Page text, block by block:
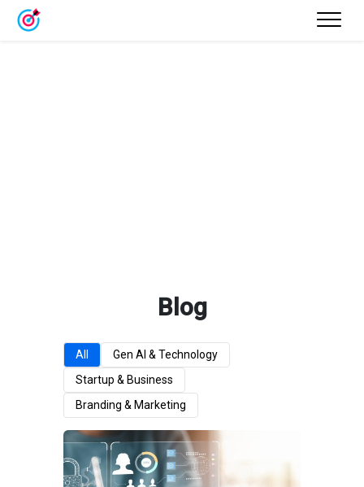
Blog
All
Gen AI & Technology
Startup & Business
Branding & Marketing